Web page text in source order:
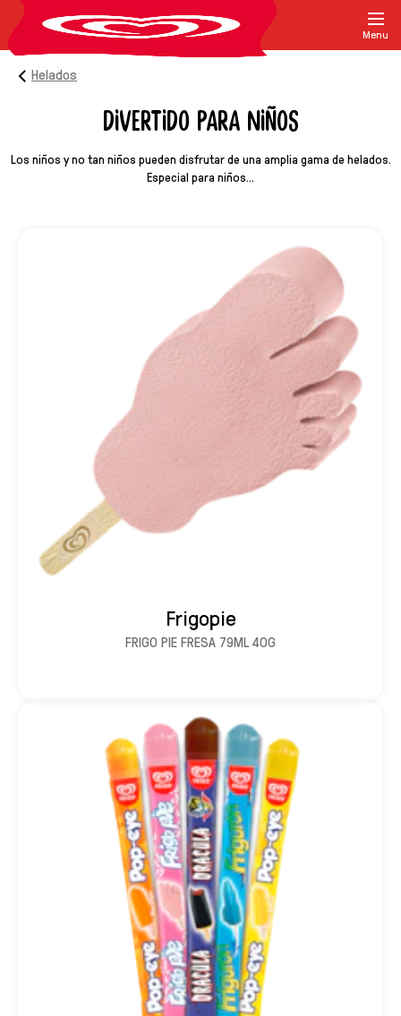
Menu
Helados
DIVERTIDO PARA NIÑOS
Los niños y no tan niños pueden disfrutar de una amplia gama de helados.
Especial para niños...
Frigopie
FRIGO PIE FRESA 79ML 40G